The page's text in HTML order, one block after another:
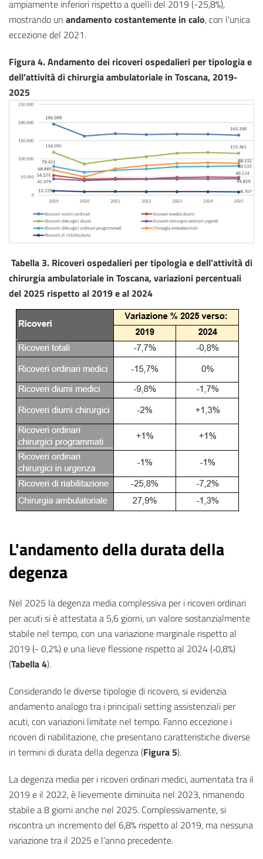
ampiamente inferiori rispetto a quelli del 2019 (-25,8%),
mostrando un andamento costantemente in calo, con l'unica
eccezione del 2021.
Figura 4. Andamento dei ricoveri ospedalieri per tipologia e
dell’attività di chirurgia ambulatoriale in Toscana, 2019-
2025
Tabella 3. Ricoveri ospedalieri per tipologia e dell’attività di
chirurgia ambulatoriale in Toscana, variazioni percentuali
del 2025 rispetto al 2019 e al 2024
L'andamento della durata della
degenza
Nel 2025 la degenza media complessiva per i ricoveri ordinari
per acuti si è attestata a 5,6 giorni, un valore sostanzialmente
stabile nel tempo, con una variazione marginale rispetto al
2019 (- 0,2%) e una lieve flessione rispetto al 2024 (‑0,8%)
(Tabella 4).
Considerando le diverse tipologie di ricovero, si evidenzia
andamento analogo tra i principali setting assistenziali per
acuti, con variazioni limitate nel tempo. Fanno eccezione i
ricoveri di riabilitazione, che presentano caratteristiche diverse
in termini di durata della degenza (Figura 5).
La degenza media per i ricoveri ordinari medici, aumentata tra il
2019 e il 2022, è lievemente diminuita nel 2023, rimanendo
stabile a 8 giorni anche nel 2025. Complessivamente, si
riscontra un incremento del 6,8% rispetto al 2019, ma nessuna
variazione tra il 2025 e l’anno precedente.